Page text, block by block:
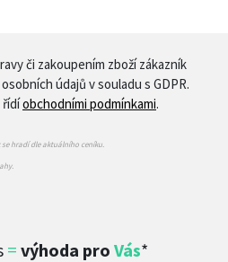
či zakoupením zboží zákazník
údajů v souladu s GDPR.
řídíobchodními podmínkami.
hradí dle aktuálního ceníku.
= výhoda pro Vás*